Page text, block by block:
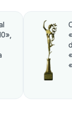
2010»,